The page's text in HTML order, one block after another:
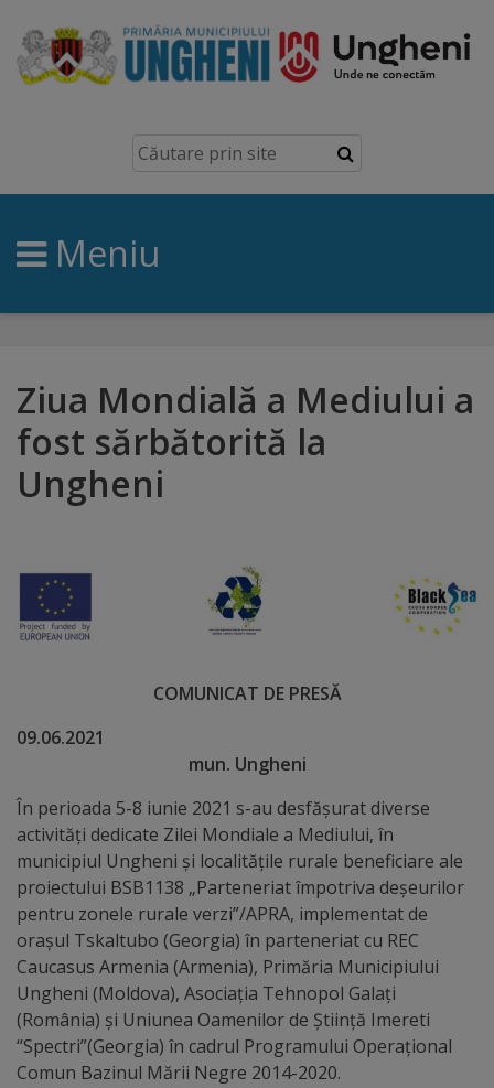
Ungheni
Prezentare
generală
Simbolurile
brand
Orașe
înfrățite
de
Deținători
titlului
„Merite
pentru
Ungheni”
Diplome
de
Excelență
Meniu
Ziua Mondială a Mediului a
fost sărbătorită la
Ungheni
COMUNICAT DE PRESĂ
mun. Ungheni
În perioada 5-8 iunie 2021 s-au desfășurat diverse
activități dedicate Zilei Mondiale a Mediului, în
municipiul Ungheni și localitățile rurale beneficiare ale
proiectului BSB1138 „Parteneriat împotriva deșeurilor
pentru zonele rurale verzi”/APRA, implementat de
orașul Tskaltubo (Georgia) în parteneriat cu REC
Caucasus Armenia (Armenia), Primăria Municipiului
Ungheni (Moldova), Asociația Tehnopol Galați
(România) și Uniunea Oamenilor de Știință Imereti
“Spectri”(Georgia) în cadrul Programului Operațional
Comun Bazinul Mării Negre 2014-2020.